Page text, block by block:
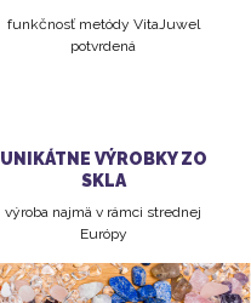
funkčnosť metódy VitaJuwel
potvrdená
UNIKÁTNE VÝROBKY ZO
SKLA
výroba najmä v rámci strednej
Európy